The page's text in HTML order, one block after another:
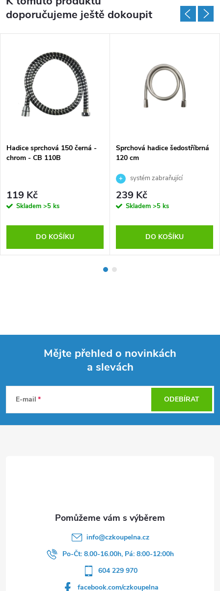
doporučujeme ještě dokoupit
Hadice sprchová 150 černá -
chrom - CB 110B
119 Kč
Skladem >5 ks
DO KOŠÍKU
Sprchová hadice šedostříbrná
120 cm
systém zabraňující
překroucení
239 Kč
Skladem >5 ks
DO KOŠÍKU
p
Mějte přehled o novinkách
a slevách
E-mail ODEBÍRAT
info@czkoupelna.cz
Po-Čt: 8.00-16.00h, Pá: 8:00-12:00h
604 229 970
facebook.com/czkoupelna